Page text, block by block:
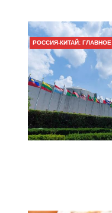
РОССИЯ-КИТАЙ: ГЛАВНОЕ